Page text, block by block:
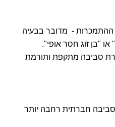
- מדובר בבעיה
"בן זוג חסר אופי".
סביבה מתקפת ותורמת
חברתית רחבה יותר